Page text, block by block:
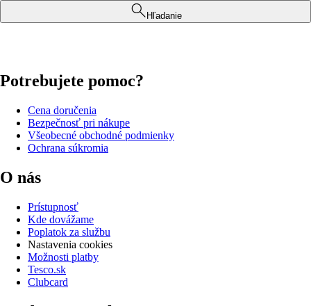
Hľadanie
Potrebujete pomoc?
Cena doručenia
Bezpečnosť pri nákupe
Všeobecné obchodné podmienky
Ochrana súkromia
O nás
Prístupnosť
Kde dovážame
Poplatok za službu
Nastavenia cookies
Možnosti platby
Tesco.sk
Clubcard